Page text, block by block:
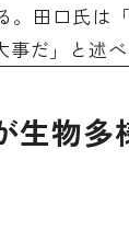
。田口氏は
だ」と述
生物多